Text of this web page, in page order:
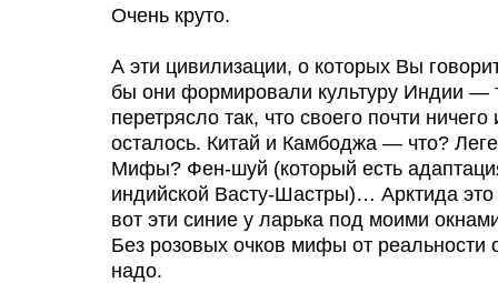
Очень круто.
А эти цивилизации, о которых Вы
бы они формировали культуру Индии —
перетрясло так, что своего почти ничего
осталось. Китай и Камбоджа — что?
Мифы? Фен-шуй (который есть
индийской Васту-Шастры)… Арктида это
вот эти синие у ларька под моими
Без розовых очков мифы от реальности
надо.